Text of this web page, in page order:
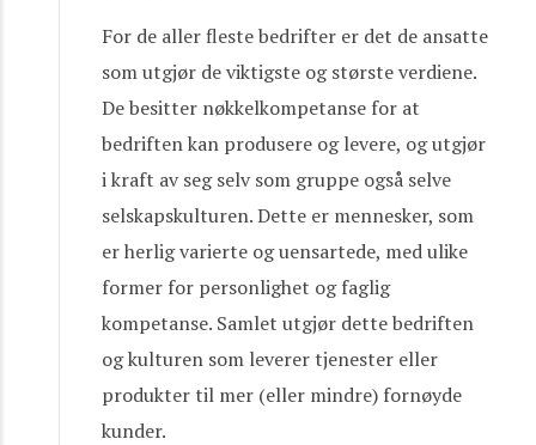
For de aller fleste bedrifter er det de ansatte
som utgjør de viktigste og største verdiene.
De besitter nøkkelkompetanse for at
bedriften kan produsere og levere, og utgjør
i kraft av seg selv som gruppe også selve
selskapskulturen. Dette er mennesker, som
er herlig varierte og uensartede, med ulike
former for personlighet og faglig
kompetanse. Samlet utgjør dette bedriften
og kulturen som leverer tjenester eller
produkter til mer (eller mindre) fornøyde
kunder.